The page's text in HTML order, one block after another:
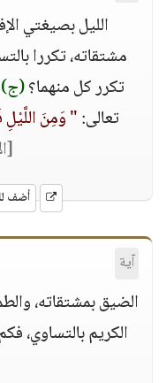
الليل بصيغتي
مشتقاته، تكررا
تكرر كل منهما؟(ج)
تعالى:" وَمِنَ
أضف
آية
الضيق بمشتقاته،
الكريم بالتساوي،